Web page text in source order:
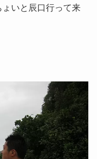
いと辰口行って来